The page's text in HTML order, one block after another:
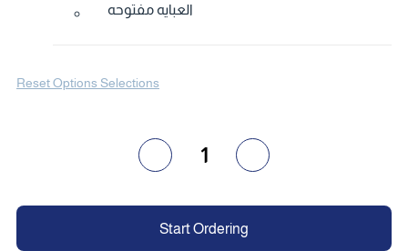
العبايه مفتوحه
Reset Options Selections
1
Start Ordering